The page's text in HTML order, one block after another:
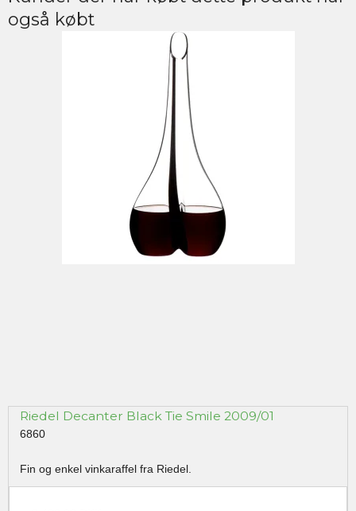
også købt
Riedel Decanter Black Tie Smile 2009/01
6860
Fin og enkel vinkaraffel fra Riedel.